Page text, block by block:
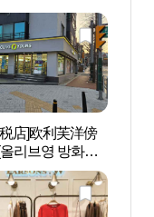
店]欧利芙洋傍
리브영 방화역